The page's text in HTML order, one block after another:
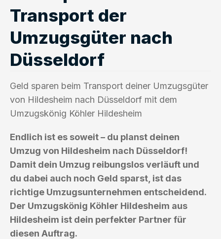
Transport der
Umzugsgüter nach
Düsseldorf
Geld sparen beim Transport deiner Umzugsgüter
von Hildesheim nach Düsseldorf mit dem
Umzugskönig Köhler Hildesheim
Endlich ist es soweit – du planst deinen
Umzug von Hildesheim nach Düsseldorf!
Damit dein Umzug reibungslos verläuft und
du dabei auch noch Geld sparst, ist das
richtige Umzugsunternehmen entscheidend.
Der Umzugskönig Köhler Hildesheim aus
Hildesheim ist dein perfekter Partner für
diesen Auftrag.